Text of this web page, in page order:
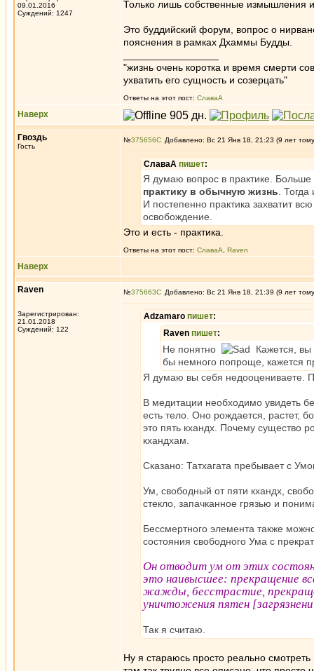
09.01.2016
Суждений: 1247
Только лишь собственные измышления
Это буддийский форум, вопрос о
пояснения в рамках Дхаммы Будды.
"жизнь очень коротка и время смерти
ухватить его сущность и созерцать"
Ответы на этот пост: СлаваА
Наверх
Гвоздь
Гость
№375656 Добавлено: Вс 21 Янв 18, 21:23 (9 лет
СлаваА пишет:
Я думаю вопрос в практике. Больше
практику в обычную жизнь .
И постепенно практика захватит
освобождение.
Это и есть - практика.
Ответы на этот пост: СлаваА Raven
Наверх
Raven
Зарегистрирован:
21.01.2018
Суждений: 122
№375663 Добавлено: Вс 21 Янв 18, 21:39 (9 лет
Adzamaro пишет:
Raven пишет:
Не понятно
Кажется, вы
бы немного попроще, кажется
Я думаю вы себя недооцениваете.
В медитации необходимо увидеть
есть тело. Оно рождается, растет,
это пять кхандх. Почему существо
кхандхам.
Сказано: Татхагата пребывает с
Ум, свободный от пяти кхандх,
стекло, запачканное грязью и
Бессмертного элемента также
состояния свободного Ума с
Он отводит ум от этих
это наивысшее: прекращение
жажды, бесстрастие,
уничтожения пятен
Так я считаю.
Ну я стараюсь просто реально